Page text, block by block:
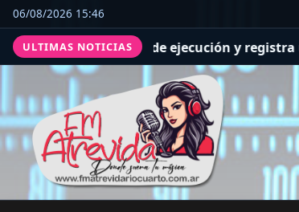
06/08/2026 15:46
ULTIMAS NOTICIAS
y registra un avance general del 36%